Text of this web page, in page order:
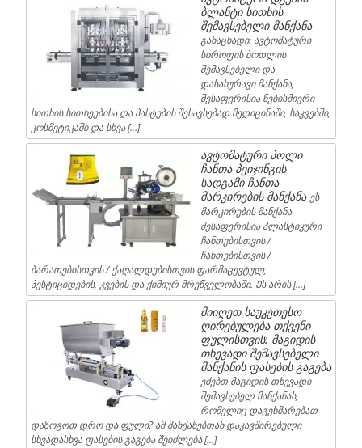
ბლანტი სითხის
შემავსებელი მანქანა
განაცხადი: ავტომატური
სიროფის ბოთლის
შემავსებელი და
დასახურავი მანქანა,
შესაფერისია ნებისმიერი
სითხის სითხეებისა და პასტების შესავსებად მედიცინაში, საკვებში,
კოსმეტიკაში და სხვა […]
ავტომატური პოლი
ჩანთა პეიჯინგის
სადგამი ჩანთა
მარკირების მანქანა ეს
მარკირების მანქანა
შესაფერისია პლასტიკური
ჩანთებისთვის /
ჩანთებისთვის /
ბარათებისთვის / ქაღალდებისთვის ფარმაცევტულ,
პესტიციდების, კვების და ქიმიურ მრეწველობაში. Ეს არის […]
მიიღეთ საუკეთესო
ღირებულება თქვენი
ფულისთვის: მაგიდის
თხევადი შემავსებელი
მანქანის ფასების გაგება
ეძებთ მაგიდის თხევადი
შემავსებელ მანქანას,
რომელიც დაგეხმარებათ
დაზოგოთ დრო და ფული? ამ მანქანებთან დაკავშირებული
სხვადასხვა ფასების გაგება შეიძლება […]